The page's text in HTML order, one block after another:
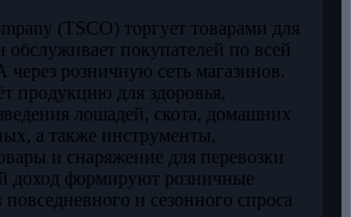
(TSCO) торгует товарами для
обслуживает покупателей по всей
розничную сеть магазинов.
продукцию для здоровья,
лошадей, скота, домашних
а также инструменты,
и снаряжение для перевозки
доход формируют розничные
и сезонного спроса